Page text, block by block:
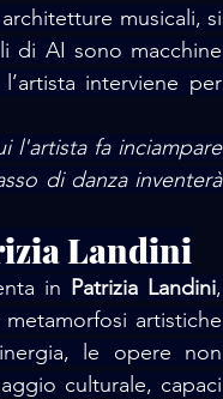
musicali, si
di AI sono macchine
interviene per
l'artista fa inciampare
di danza inventerà
Landini
in Patrizia Landini,
artistiche
le opere non
culturale, capaci